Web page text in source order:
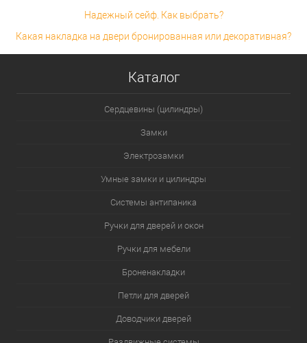
Надежный сейф. Как выбрать?
Какая накладка на двери бронированная или декоративная?
Каталог
Сердцевины (цилиндры)
Замки
Электрозамки
Умные замки и цилиндры
Системы антипаника
Ручки для дверей и окон
Ручки для мебели
Броненакладки
Петли для дверей
Доводчики дверей